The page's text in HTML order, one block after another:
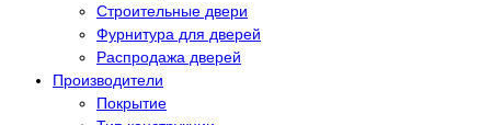
Строительные двери
Фурнитура для дверей
Распродажа дверей
Производители
Покрытие